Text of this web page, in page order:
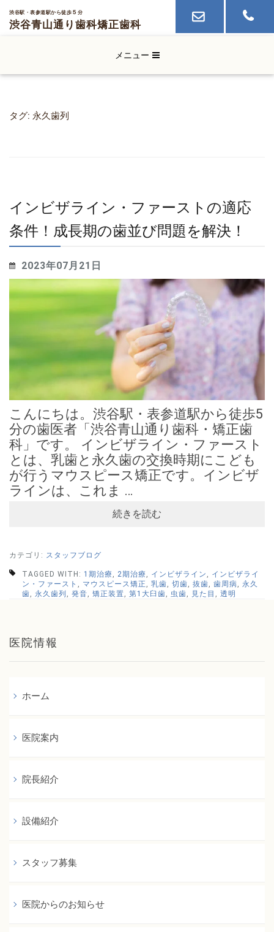
渋谷駅・表参道駅から徒歩 ５ 分
渋谷青山通り歯科矯正歯科
メニュー
タグ: 永久歯列
インビザライン・ファーストの適応
条件！成長期の歯並び問題を解決！
2023年07月21日
こんにちは。渋谷駅・表参道駅から徒歩5
分の歯医者「渋谷青山通り歯科・矯正歯
科」です。 インビザライン・ファースト
とは、乳歯と永久歯の交換時期にこども
が行うマウスピース矯正です。インビザ
ラインは、これま …
続きを読む
カテゴリ: スタッフブログ
TAGGED WITH: 1期治療, 2期治療, インビザライン , インビザライ
ン・ファースト , マウスピース矯正 , 乳歯, 切歯, 抜歯, 歯周病, 永久
歯, 永久歯列 , 発音, 矯正装置, 第1大臼歯, 虫歯, 見た目 , 透明
医院情報
ホーム
医院案内
院長紹介
設備紹介
スタッフ募集
医院からのお知らせ